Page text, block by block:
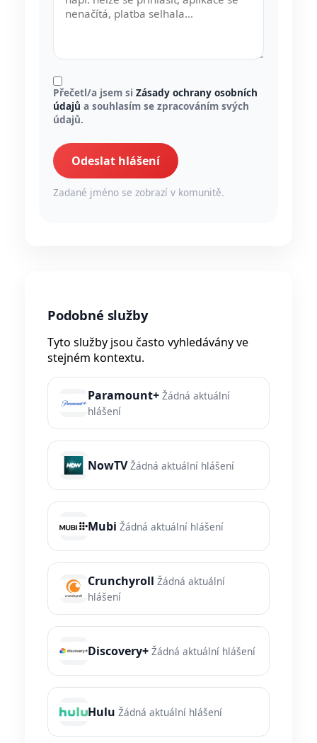
Přečetl/a jsem si Zásady ochrany osobních
údajů a souhlasím se zpracováním svých
údajů.
Odeslat hlášení
Zadané jméno se zobrazí v komunitě.
Podobné služby
Tyto služby jsou často vyhledávány ve
stejném kontextu.
Paramount+ Žádná aktuální
hlášení
NowTV Žádná aktuální hlášení
Mubi Žádná aktuální hlášení
Crunchyroll Žádná aktuální
hlášení
Discovery+ Žádná aktuální hlášení
Hulu Žádná aktuální hlášení